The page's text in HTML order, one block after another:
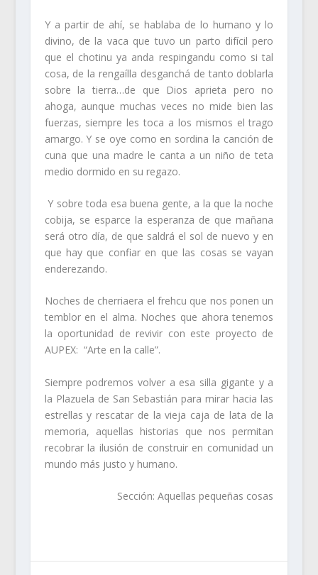
Y a partir de ahí, se hablaba de lo humano y lo
divino, de la vaca que tuvo un parto difícil pero
que el chotinu ya anda respingandu como si tal
cosa, de la rengaílla desganchá de tanto doblarla
sobre la tierra…de que Dios aprieta pero no
ahoga, aunque muchas veces no mide bien las
fuerzas, siempre les toca a los mismos el trago
amargo. Y se oye como en sordina la canción de
cuna que una madre le canta a un niño de teta
medio dormido en su regazo.
Y sobre toda esa buena gente, a la que la noche
cobija, se esparce la esperanza de que mañana
será otro día, de que saldrá el sol de nuevo y en
que hay que confiar en que las cosas se vayan
enderezando.
Noches de cherriaera el frehcu que nos ponen un
temblor en el alma. Noches que ahora tenemos
la oportunidad de revivir con este proyecto de
AUPEX: “Arte en la calle”.
Siempre podremos volver a esa silla gigante y a
la Plazuela de San Sebastián para mirar hacia las
estrellas y rescatar de la vieja caja de lata de la
memoria, aquellas historias que nos permitan
recobrar la ilusión de construir en comunidad un
mundo más justo y humano.
Sección: Aquellas pequeñas cosas